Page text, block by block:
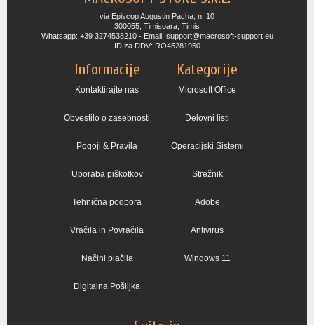
via Episcop Augustin Pacha, n. 10
300055, Timisoara, Timis
Whatsapp: +39 3274538210 - Email: support@macrosoft-support.eu
ID za DDV: RO45281950
Informacije
Kontaktirajte nas
Obvestilo o zasebnosti
Pogoji & Pravila
Uporaba piškotkov
Tehnična podpora
Vračila in Povračila
Načini plačila
Digitalna Pošiljka
Kategorije
Microsoft Office
Delovni listi
Operacijski Sistemi
Strežnik
Adobe
Antivirus
Windows 11